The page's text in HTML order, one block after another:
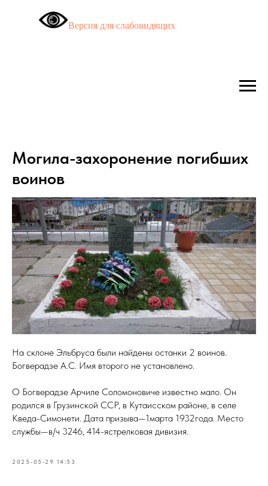
Версия для слабовидящих
Могила-захоронение погибших
воинов
На склоне Эльбруса были найдены останки 2 воинов.
Богверадзе А.С. Имя второго не установлено.
О Богверадзе Арчиле Соломоновиче известно мало. Он
родился в Грузинской ССР, в Кутаисском районе, в селе
Кведа-Симонети. Дата призыва—1марта 1932года. Место
службы—в/ч 3246, 414-ястрелковая дивизия.
2025-05-29 14:53